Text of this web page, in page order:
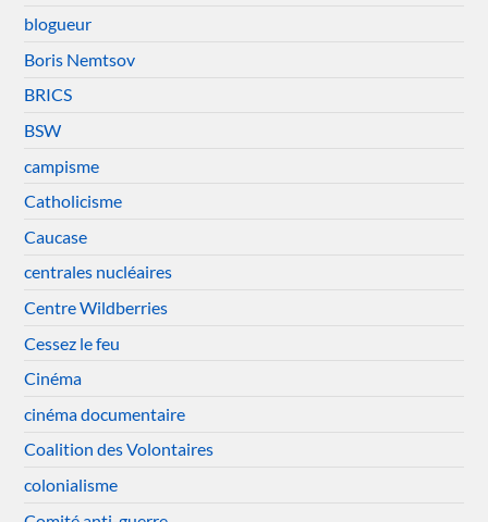
blogueur
Boris Nemtsov
BRICS
BSW
campisme
Catholicisme
Caucase
centrales nucléaires
Centre Wildberries
Cessez le feu
Cinéma
cinéma documentaire
Coalition des Volontaires
colonialisme